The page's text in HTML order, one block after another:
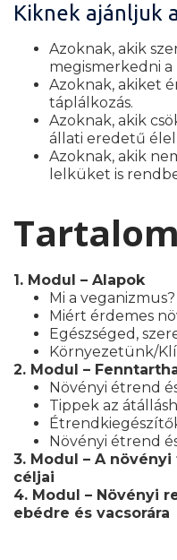
Kiknek ajánljuk
Azoknak, akik
megismerkedni
Azoknak, akiket
táplálkozás.
Azoknak, akik
állati eredetű
Azoknak, akik
lelküket is
1. Modul – Alapok
Mi a veganizmus?
Miért érdemes
Egészséged,
Környezetünk/
2. Modul –
Növényi étrend
Tippek az
Növényi étrend
3. Modul – A
céljai
4. Modul – Növényi
ebédre és vacsorára